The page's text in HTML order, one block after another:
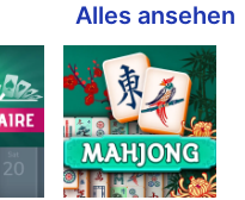
Alles ansehen